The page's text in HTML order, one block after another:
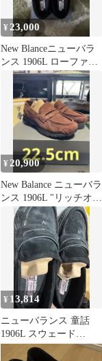
¥ 23,000
New Blanceニューバラ
ンス 1906L ローファー
ブラック
¥ 20,900
New Balance ニューバラ
ンス 1906L "リッチオー
クスウェード"
¥ 13,814
ニューバランス 童話
1906L スウェード
280mm